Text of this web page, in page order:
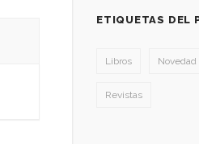
ETIQUETAS DEL
Libros Novedad
Revistas